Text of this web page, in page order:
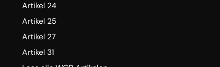
Artikel 24
Artikel 25
Artikel 27
Artikel 31